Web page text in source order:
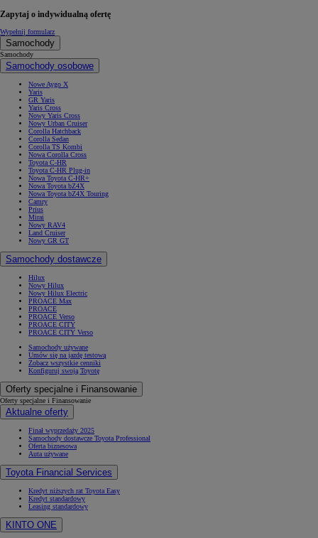
Zapytaj o indywidualną ofertę
Wypełnij formularz
Samochody
Samochody
Samochody osobowe
Nowe Aygo X
Yaris
GR Yaris
Yaris Cross
Nowy Yaris Cross
Nowy Urban Cruiser
Corolla Hatchback
Corolla Sedan
Corolla TS Kombi
Nowa Corolla Cross
Toyota C-HR
Toyota C-HR Plug-in
Nowa Toyota C-HR+
Nowa Toyota bZ4X
Nowa Toyota bZ4X Touring
Camry
Prius
Mirai
Nowy RAV4
Land Cruiser
Nowy GR GT
Samochody dostawcze
Hilux
Nowy Hilux
Nowy Hilux Electric
PROACE Max
PROACE
PROACE Verso
PROACE CITY
PROACE CITY Verso
Samochody używane
Umów się na jazdę testową
Zobacz wszystkie cenniki
Konfiguruj swoją Toyotę
Oferty specjalne i Finansowanie
Oferty specjalne i Finansowanie
Aktualne oferty
Finał wyprzedaży 2025
Samochody dostawcze Toyota Professional
Oferta biznesowa
Auta używane
Toyota Financial Services
Kredyt niższych rat Toyota Easy
Kredyt standardowy
Leasing standardowy
KINTO ONE